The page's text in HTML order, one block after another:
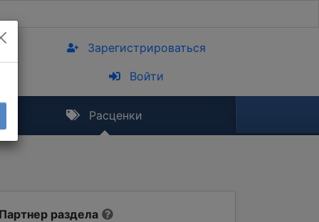
Зарегистрироваться
Войти
Расценки
Партнер раздела